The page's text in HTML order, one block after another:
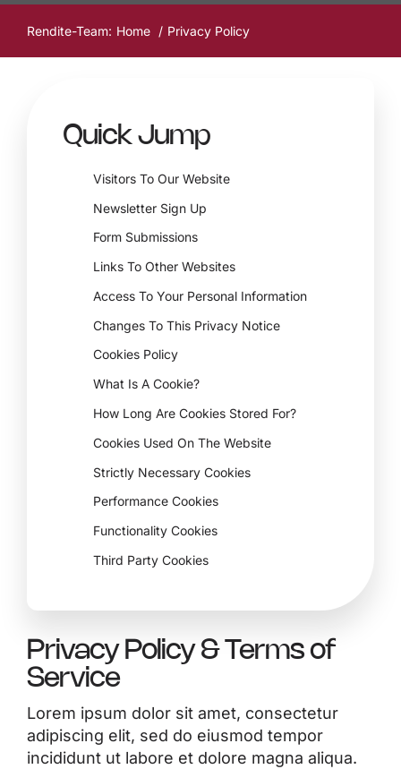
Rendite-Team: Home Privacy Policy
Privacy Policy & Terms of
Service
Lorem ipsum dolor sit amet, consectetur
adipiscing elit, sed do eiusmod tempor
incididunt ut labore et dolore magna aliqua.
Quick Jump
Visitors To Our Website
Newsletter Sign Up
Form Submissions
Links To Other Websites
Access To Your Personal Information
Changes To This Privacy Notice
Cookies Policy
What Is A Cookie?
How Long Are Cookies Stored For?
Cookies Used On The Website
Strictly Necessary Cookies
Performance Cookies
Functionality Cookies
Third Party Cookies